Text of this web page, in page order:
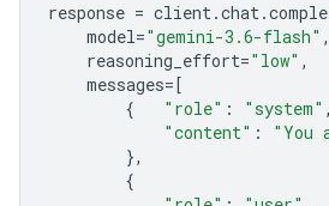
response = client.chat.
model="gemini-3.6-flash" ,
reasoning_effort="low" ,
messages=[
{
"role" : "system" ,
"content" :
"You
},
{